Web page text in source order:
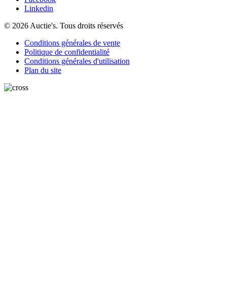
Linkedin
© 2026 Auctie's. Tous droits réservés
Conditions générales de vente
Politique de confidentialité
Conditions générales d'utilisation
Plan du site